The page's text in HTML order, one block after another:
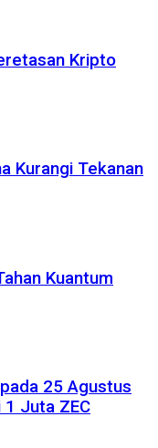
Kripto
Kurangi Tekanan
Kuantum
25 Agustus
Juta ZEC